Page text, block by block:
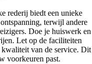
rederij biedt een unieke
terwijl andere
Doe je huiswerk en
Let op de faciliteiten
kwaliteit van de service. Dit
voorkeuren past.